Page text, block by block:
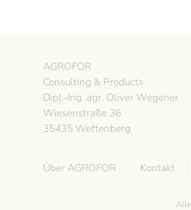
AGROFOR
Consulting & Products
Dipl.-Ing. agr. Oliver Wegener
Wiesenstraße 36
35435 Wettenberg
Über AGROFOR Kontakt